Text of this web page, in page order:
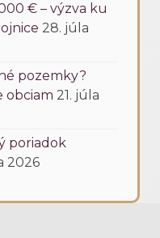
€ – výzva ku
28. júla
pozemky?
obciam 21. júla
poriadok
2026